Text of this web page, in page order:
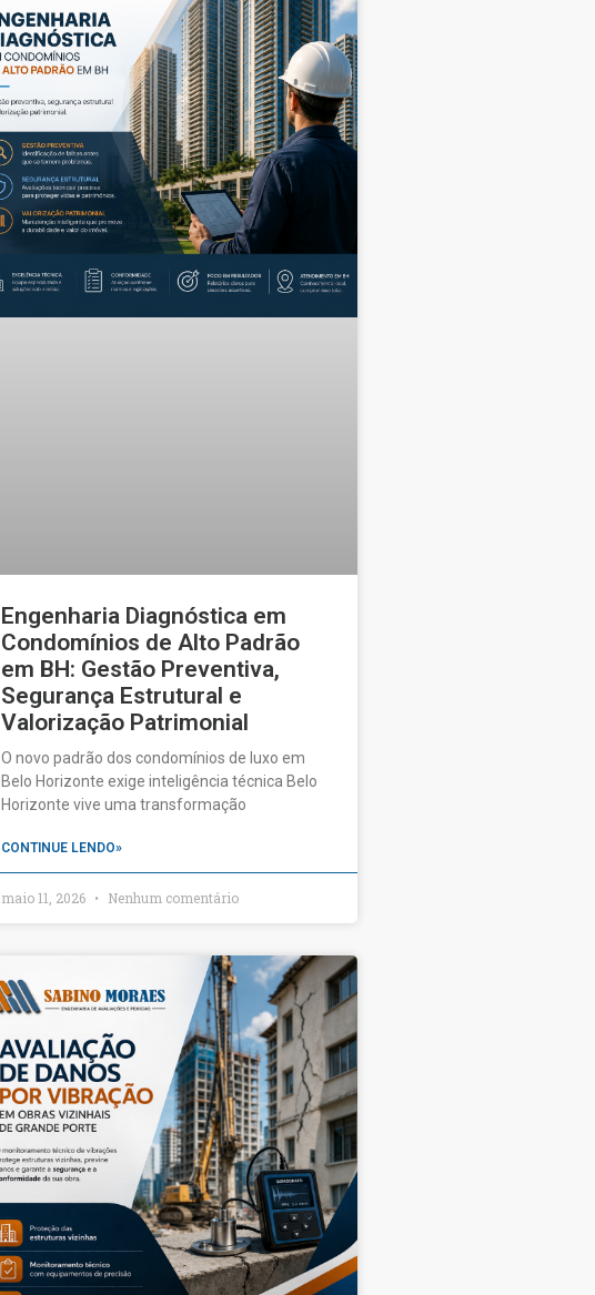
Engenharia Diagnóstica em
Condomínios de Alto Padrão
em BH: Gestão Preventiva,
Segurança Estrutural e
Valorização Patrimonial
O novo padrão dos condomínios de luxo em
Belo Horizonte exige inteligência técnica Belo
Horizonte vive uma transformação
CONTINUE LENDO»
maio 11, 2026 Nenhum comentário